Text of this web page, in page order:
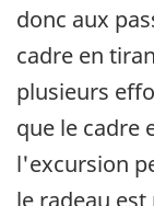
donc aux
cadre en
plusieurs
que le cadre
l'excursion
le radeau